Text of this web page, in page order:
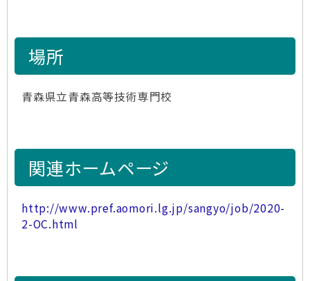
場所
青森県立青森高等技術専門校
関連ホームページ
http://www.pref.aomori.lg.jp/sangyo/job/2020-
2-OC.html